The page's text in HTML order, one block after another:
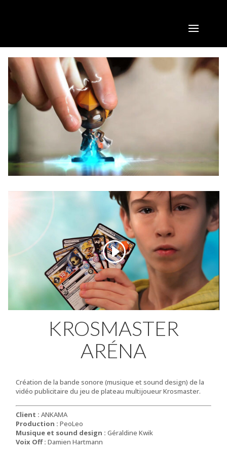
KROSMASTER
ARÉNA
Création de la bande sonore (musique et sound design) de la
vidéo publicitaire du jeu de plateau multijoueur Krosmaster.
Client :ANKAMA
Production : PeoLeo
Musique et sound design : Géraldine Kwik
Voix Off :Damien Hartmann